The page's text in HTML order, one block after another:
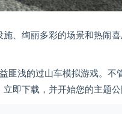
、绚丽多彩的场景和热闹
匪浅的过山车模拟游戏。不
即下载，并开始您的主题公